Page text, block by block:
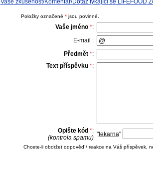
Vaše zkušenost/Komentář/Dotaz týkající se LIFEFOOD
Položky označené *jsou povinné.
Vaše jméno *:
E-mail :
Předmět *:
Text příspěvku *:
Opište kód *:
(kontrola spamu) "lekarna"
Chcete-li obdržet odpověď / reakce na Váš příspěvek,